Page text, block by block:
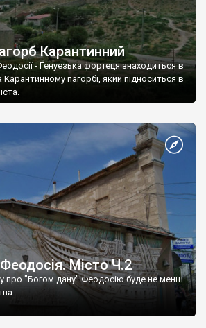
Карантинний
- Генуезька фортеця знаходиться в
Карантинному пагорбі, який підноситься в
Місто Ч.2
про "Богом дану" Феодосію буде не менш